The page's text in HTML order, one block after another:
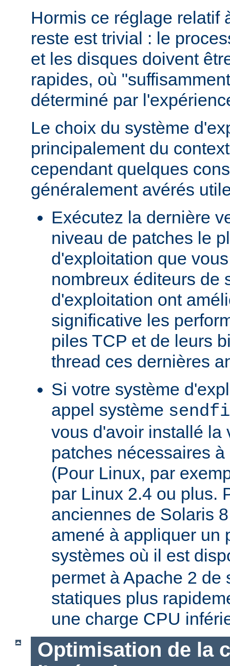
Hormis ce réglage relatif
reste est trivial : le
et les disques doivent
rapides, où
déterminé par
Le choix du système
principalement du
cependant quelques
généralement avérés
Exécutez la dernière
niveau de patches le
d'exploitation que
nombreux éditeurs de
d'exploitation ont
significative les
piles TCP et de leurs
thread ces dernières
Si votre système
appel système
vous d'avoir installé la
patches nécessaires
(Pour Linux, par
par Linux 2.4 ou plus.
anciennes de Solaris
amené à appliquer un
systèmes où il est
permet à Apache 2 de
statiques plus
une charge CPU
Optimisation de la